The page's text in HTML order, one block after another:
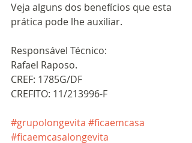
Veja alguns dos benefícios que esta
prática pode lhe auxiliar.
Responsável Técnico:
Rafael Raposo.
CREF: 1785G/DF
CREFITO: 11/213996-F
#grupolongevita #ficaemcasa
#ficaemcasalongevita